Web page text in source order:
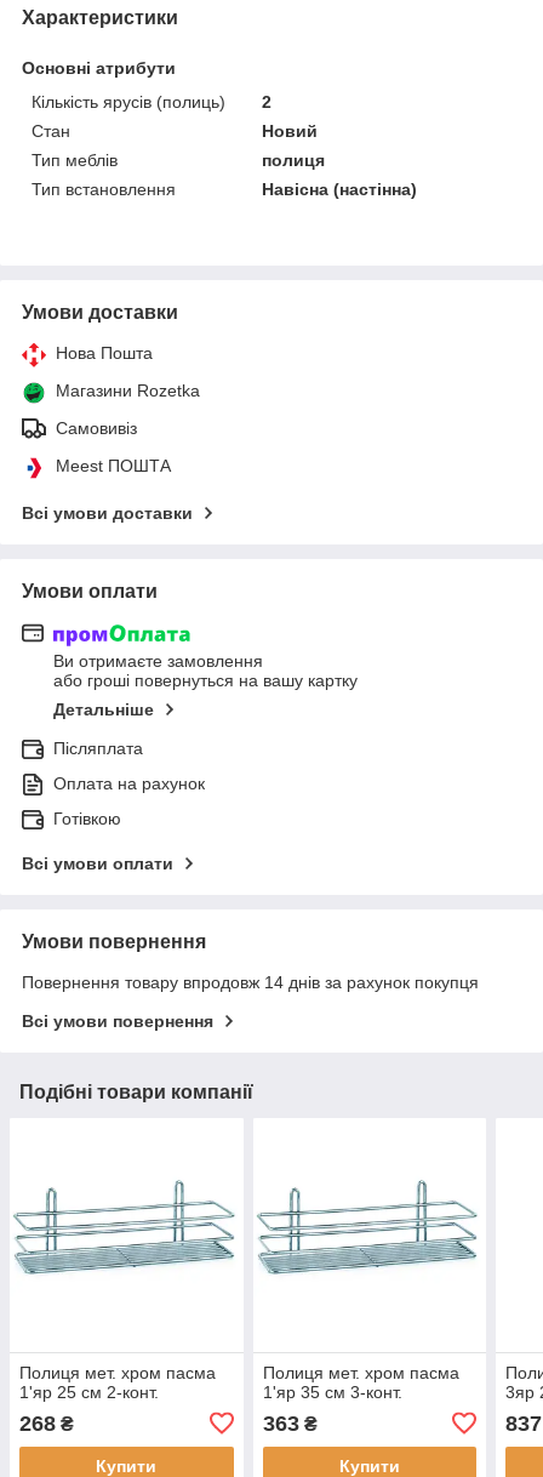
Характеристики
Основні атрибути
Кількість ярусів (полиць)
2
Стан
Новий
Тип меблів
полиця
Тип встановлення
Навісна (настінна)
Умови доставки
Нова Пошта
Магазини Rozetka
Самовивіз
Meest ПОШТА
Всі умови доставки
Умови оплати
Ви отримаєте замовлення
або гроші повернуться на вашу картку
Детальніше
Післяплата
Оплата на рахунок
Готівкою
Всі умови оплати
Умови повернення
Повернення товару впродовж 14 днів за рахунок покупця
Всі умови повернення
Подібні товари компанії
Полиця мет. хром пасма
1'яр 25 см 2-конт.
268 ₴
Купити
Полиця мет. хром пасма
1'яр 35 см 3-конт.
363₴
Купити
3яр
837